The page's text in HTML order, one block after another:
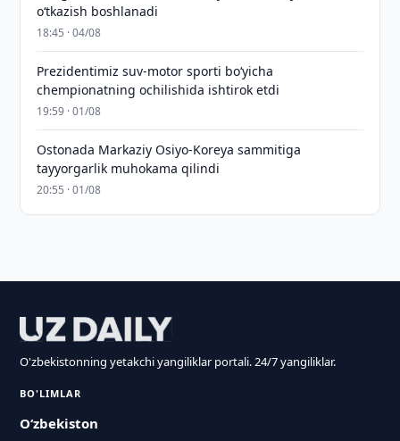
o‘tkazish boshlanadi
18:45 · 04/08
Prezidentimiz suv-motor sporti bo‘yicha
chempionatning ochilishida ishtirok etdi
19:59 · 01/08
Ostonada Markaziy Osiyo-Koreya sammitiga
tayyorgarlik muhokama qilindi
20:55 · 01/08
O'zbekistonning yetakchi yangiliklar portali. 24/7 yangiliklar.
BO'LIMLAR
O‘zbekiston